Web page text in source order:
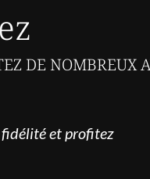
DE NOMBREUX
et profitez